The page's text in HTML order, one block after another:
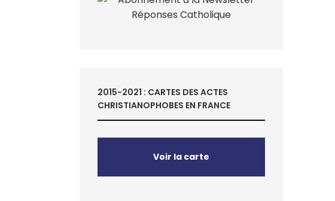
2015-2021 : CARTES DES ACTES
CHRISTIANOPHOBES EN FRANCE
Voir la carte